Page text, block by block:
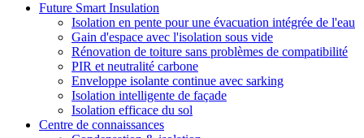
Future Smart Insulation
Isolation en pente pour une évacuation intégrée de l'eau
Gain d'espace avec l'isolation sous vide
Rénovation de toiture sans problèmes de compatibilité
PIR et neutralité carbone
Enveloppe isolante continue avec sarking
Isolation intelligente de façade
Isolation efficace du sol
Centre de connaissances